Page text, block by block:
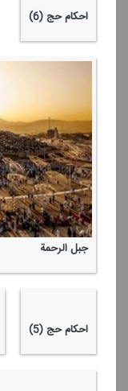
احكام حج (7)
احكام حج (6)